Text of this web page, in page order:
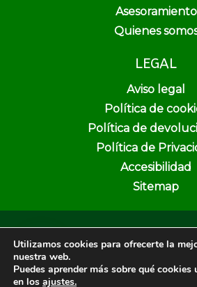
Asesoramiento
Quienes
LEGAL
Aviso legal
Política de
Política de
Política de
Accesibilidad
Sitemap
Utilizamos cookies para ofrecerte la
nuestra web.
Puedes aprender más sobre qué
en los ajustes.